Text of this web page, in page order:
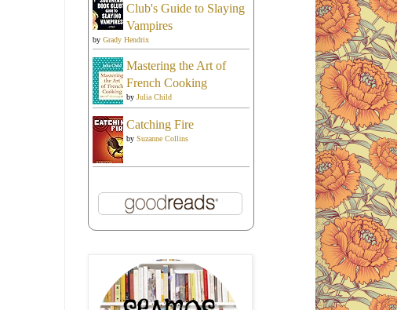
Club's Guide to Slaying
Vampires
by Grady Hendrix
Mastering the Art of
French Cooking
by Julia Child
Catching Fire
by Suzanne Collins